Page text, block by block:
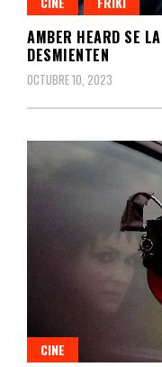
AMBER HEARD SE
DESMIENTEN
OCTUBRE 10, 2023
CINE